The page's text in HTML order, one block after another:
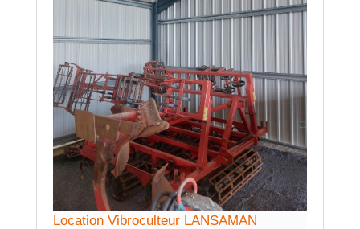
Location Vibroculteur LANSAMAN